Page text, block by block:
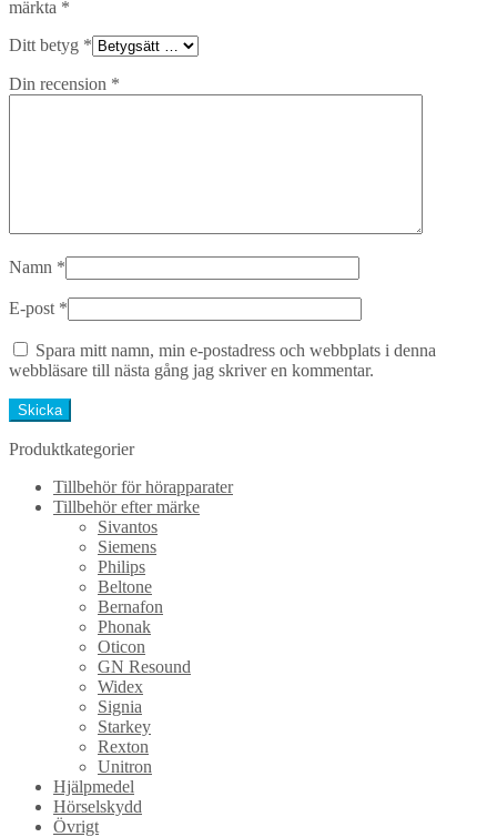
märkta *
Ditt betyg *
Din recension *
Namn *
E-post *
Spara mitt namn, min e-postadress och webbplats i denna
webbläsare till nästa gång jag skriver en kommentar.
Produktkategorier
Tillbehör för hörapparater
Tillbehör efter märke
Sivantos
Siemens
Philips
Beltone
Bernafon
Phonak
Oticon
GN Resound
Widex
Signia
Starkey
Rexton
Unitron
Hjälpmedel
Hörselskydd
Övrigt